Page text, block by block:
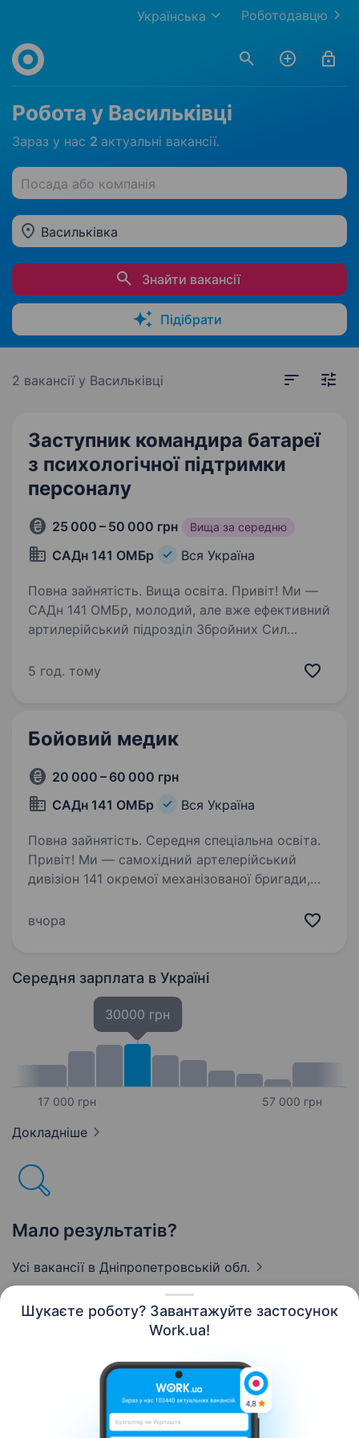
Шукаєте роботу? Завантажуйте застосунок
Work.ua!
Роботодавцю
Українська
Робота у Васильківці
Зараз у нас 2 актуальні вакансії.
Посада або компанія
Васильківка
Знайти вакансії
Підібрати
2 вакансії у Васильківці
Заступник командира батареї
з психологічної підтримки
персоналу
25 000 – 50 000 грн Вища за середню
САДн 141 ОМБр Вся Україна
Повна зайнятість. Вища освіта. Привіт! Ми —
САДн 141 ОМБр, молодий, але вже ефективний
артилерійський підрозділ Збройних Сил
найсучаснішими методами, підтримуючи один
5 год. тому
Бойовий медик
20 000 – 60 000 грн
САДн 141 ОМБр
Вся Україна
Повна зайнятість. Середня спеціальна освіта.
Привіт! Ми — самохідний артелерійський
дивізіон 141 окремої механізованої бригади,
бореться за мир і безпеку України. Наше
вчора
Середня зарплата в Україні
17 000 грн
30000 грн
57 000 грн
Докладніше
Мало результатів?
Усі вакансії в Дніпропетровській обл.